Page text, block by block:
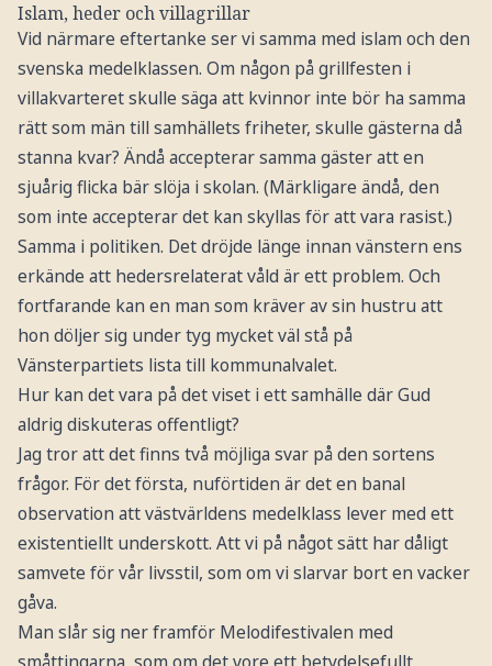
Islam, heder och villagrillar
Vid närmare eftertanke ser vi samma med islam och den
svenska medelklassen. Om någon på grillfesten i
villakvarteret skulle säga att kvinnor inte bör ha samma
rätt som män till samhällets friheter, skulle gästerna då
stanna kvar? Ändå accepterar samma gäster att en
sjuårig flicka bär slöja i skolan. (Märkligare ändå, den
som inte accepterar det kan skyllas för att vara rasist.)
Samma i politiken. Det dröjde länge innan vänstern ens
erkände att hedersrelaterat våld är ett problem. Och
fortfarande kan en man som kräver av sin hustru att
hon döljer sig under tyg mycket väl stå på
Vänsterpartiets lista till kommunalvalet.
Hur kan det vara på det viset i ett samhälle där Gud
aldrig diskuteras offentligt?
Jag tror att det finns två möjliga svar på den sortens
frågor. För det första, nuförtiden är det en banal
observation att västvärldens medelklass lever med ett
existentiellt underskott. Att vi på något sätt har dåligt
samvete för vår livsstil, som om vi slarvar bort en vacker
gåva.
Man slår sig ner framför Melodifestivalen med